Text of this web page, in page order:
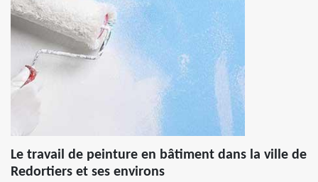
Le travail de peinture en bâtiment dans la ville de
Redortiers et ses environs